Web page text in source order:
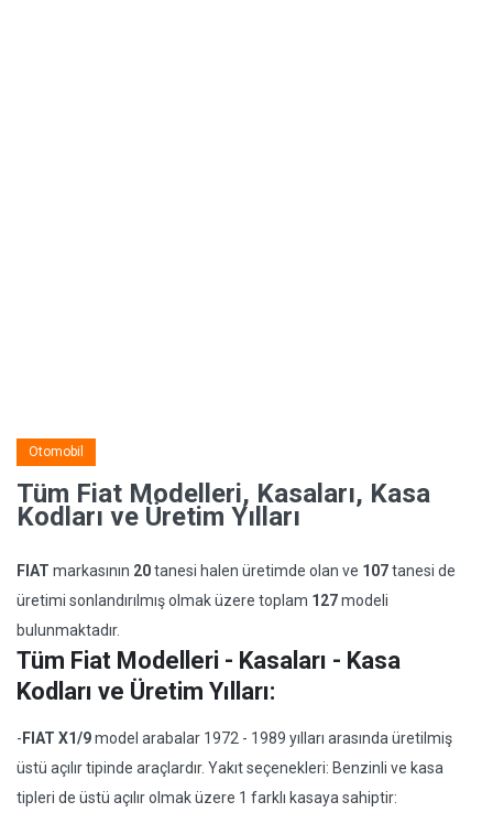
Otomobil
Tüm Fiat Modelleri, Kasaları, Kasa
Kodları ve Üretim Yılları
FIAT markasının 20tanesi halen üretimde olan ve 107tanesi de
üretimi sonlandırılmış olmak üzere toplam 127modeli
bulunmaktadır.
Tüm Fiat Modelleri - Kasaları - Kasa
Kodları ve Üretim Yılları:
- FIAT X1/9model arabalar 1972 - 1989 yılları arasında üretilmiş
üstü açılır tipinde araçlardır. Yakıt seçenekleri: Benzinli ve kasa
tipleri de üstü açılır olmak üzere 1 farklı kasaya sahiptir: